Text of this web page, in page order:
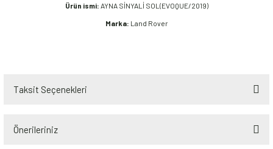
Ürün ismi: AYNA SİNYALİ SOL(EVOQUE/2019)
Marka: Land Rover
Taksit Seçenekleri
Önerileriniz